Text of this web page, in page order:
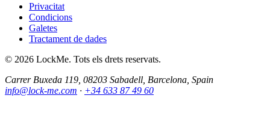
Privacitat
Condicions
Galetes
Tractament de dades
© 2026 LockMe. Tots els drets reservats.
Carrer Buxeda 119, 08203 Sabadell, Barcelona, Spain
info@lock-me.com · +34 633 87 49 60